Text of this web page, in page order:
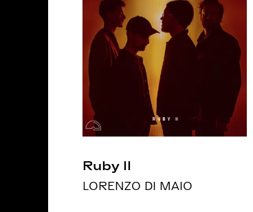
Ruby II
LORENZO DI MAIO